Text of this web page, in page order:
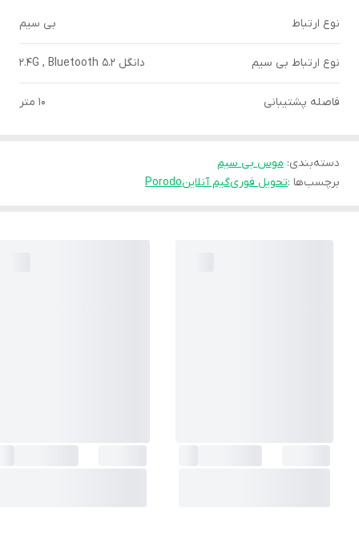
نوع ارتباط بی سیم
نوع ارتباط بی سیم دانگل 2.4G , Bluetooth 5.2
فاصله پشتیبانی 10 متر
دسته‌بندی: موس بی سیم
برچسب‌ها :تحویل فوریگیم آنلاینPorodo